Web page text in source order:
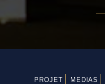
PROJET MEDIAS